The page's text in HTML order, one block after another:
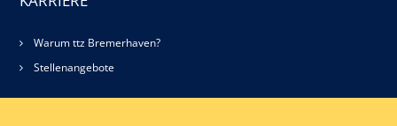
Warum ttz Bremerhaven?
Stellenangebote